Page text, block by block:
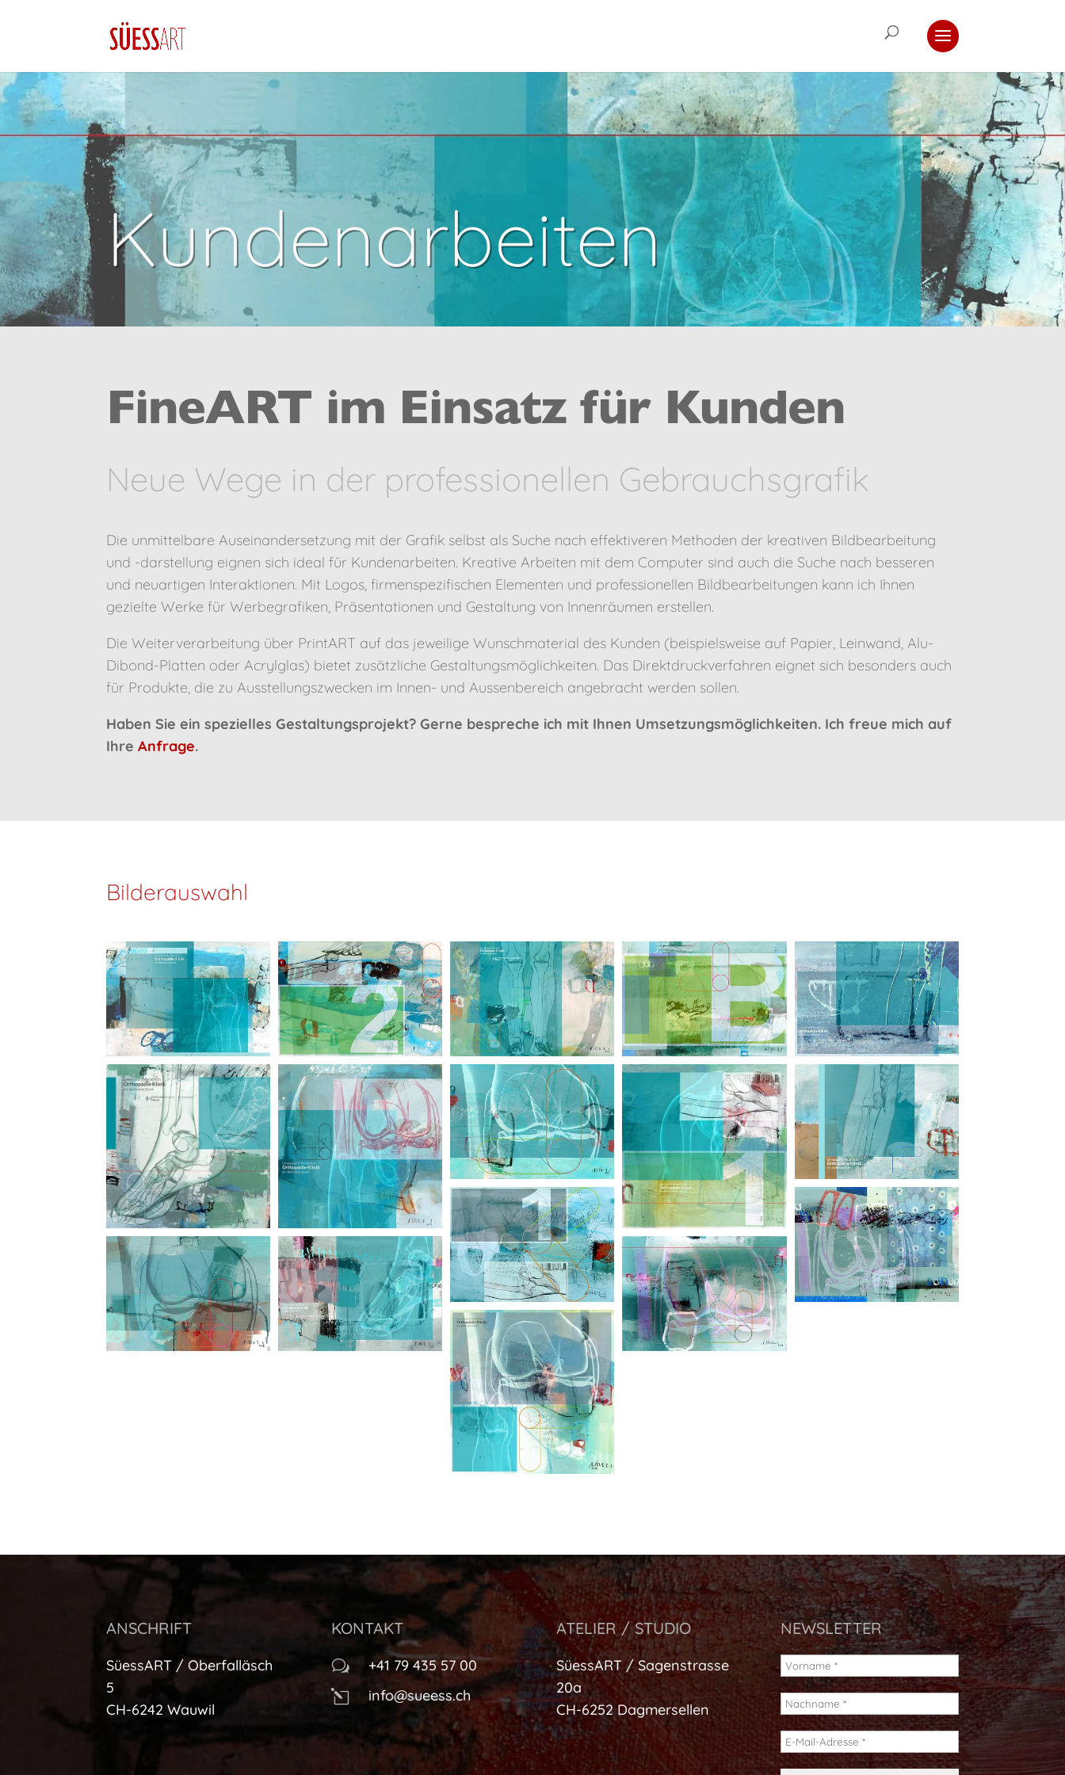
Kundenarbeiten
FineART im Einsatz für Kunden
Neue Wege in der professionellen Gebrauchsgrafik
Die unmittelbare Auseinandersetzung mit der Grafik selbst als Suche nach effektiveren Methoden der kreativen Bildbearbeitung
und -darstellung eignen sich ideal für Kundenarbeiten. Kreative Arbeiten mit dem Computer sind auch die Suche nach besseren
und neuartigen Interaktionen. Mit Logos, firmenspezifischen Elementen und professionellen Bildbearbeitungen kann ich Ihnen
gezielte Werke für Werbegrafiken, Präsentationen und Gestaltung von Innenräumen erstellen.
Die Weiterverarbeitung über PrintART auf das jeweilige Wunschmaterial des Kunden (beispielsweise auf Papier, Leinwand, Alu-
Dibond-Platten oder Acrylglas) bietet zusätzliche Gestaltungsmöglichkeiten. Das Direktdruckverfahren eignet sich besonders auch
für Produkte, die zu Ausstellungszwecken im Innen- und Aussenbereich angebracht werden sollen.
Haben Sie ein spezielles Gestaltungsprojekt? Gerne bespreche ich mit Ihnen Umsetzungsmöglichkeiten. Ich freue mich auf
IhreAnfrage.
Bilderauswahl
ANSCHRIFT
SüessART / Oberfalläsch
5
CH-6242 Wauwil
KONTAKT
w +41 79 435 57 00
l info@sueess.ch
ATELIER / STUDIO
SüessART / Sagenstrasse
20a
CH-6252 Dagmersellen
NEWSLETTER